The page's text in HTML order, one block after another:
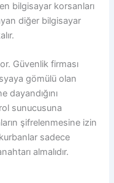
bilgisayar korsanları
diğer bilgisayar
Güvenlik firması
gömülü olan
dayandığını
sunucusuna
şifrelenmesine izin
sadece
almalıdır.